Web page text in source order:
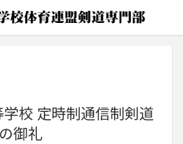
校 定時制通信制剣道
御礼